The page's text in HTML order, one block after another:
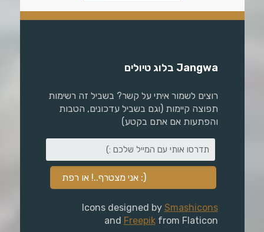
Jangwa בלוג טיולים
רוצים לשמור איתי על קשר? בשביל זה רשימות
תפוצה קיימות (וגם בשביל עדכונים, הטבות
והפתעות אם אתם בקטע)
Icons designed by Smashicons
and Freepikfrom Flaticon